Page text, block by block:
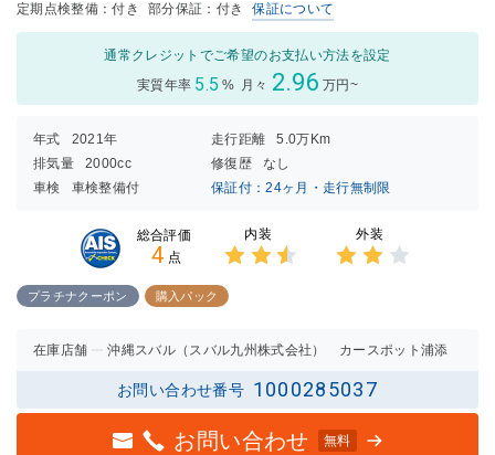
定期点検整備：付き 部分保証：付き 保証について
通常クレジットでご希望のお支払い方法を設定
実質年率 5.5 % 月々 2.96 万円~
年式 2021年 走行距離
5.0万Km
排気量
2000cc 修復歴
なし
車検
車検整備付 保証付：24ヶ月・走行無制限
総合評価
4 点
内装
2.5点
外装
プラチナクーポン 購入パック
在庫店舗 沖縄スバル（スバル九州株式会社） カースポット浦添
お問い合わせ番号 1000285037
お問い合わせ 無料